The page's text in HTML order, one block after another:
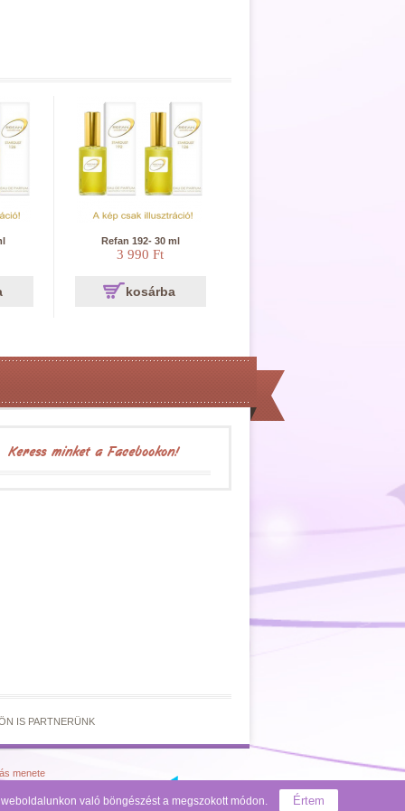
való böngészést a megszokott módon. Értem
Refan 192- 30 ml
3 990 Ft
kosárba
Keress minket a Facebookon!
IS PARTNERÜNK
menete